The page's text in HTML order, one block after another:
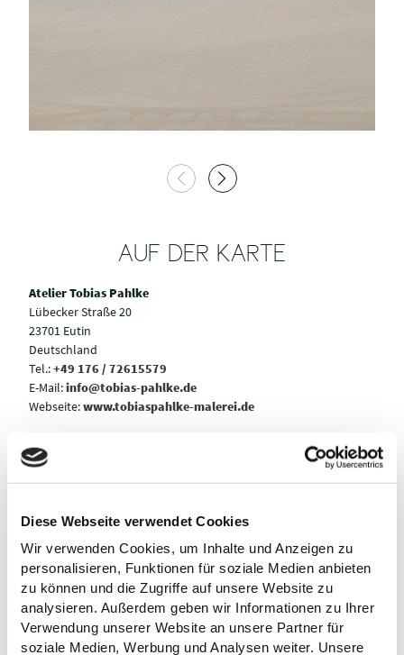
Diese Webseite verwendet Cookies
Wir verwenden Cookies, um Inhalte und Anzeigen zu
personalisieren, Funktionen für soziale Medien anbieten
zu können und die Zugriffe auf unsere Website zu
analysieren. Außerdem geben wir Informationen zu Ihrer
Verwendung unserer Website an unsere Partner für
soziale Medien, Werbung und Analysen weiter. Unsere
AUF DER KARTE
Atelier Tobias Pahlke
Lübecker Straße 20
23701 Eutin
Deutschland
Tel.:+49 176 / 72615579
E-Mail:info@tobias-pahlke.de
Webseite:www.tobiaspahlke-malerei.de
Anreise planen